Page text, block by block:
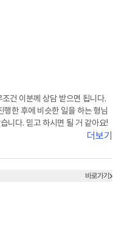
건 이분께 상담 받으면 됩니다.
한 후에 비슷한 일을 하는 형님
니다. 믿고 하시면 될 거 같아요!
더보기
바로가기